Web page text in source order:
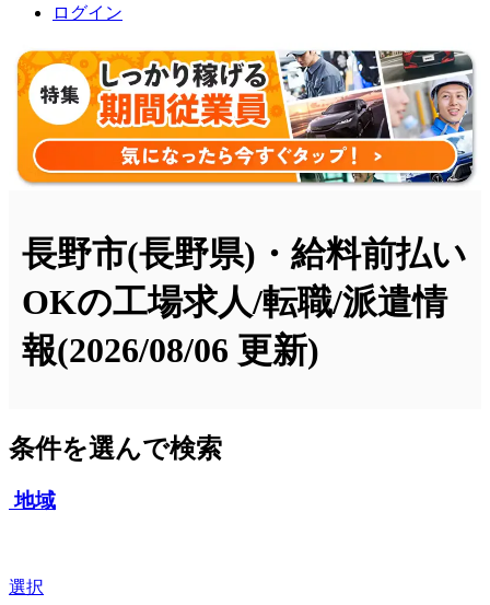
ログイン
長野市(長野県)・給料前払い
OKの工場求人/転職/派遣情
報(2026/08/06 更新)
条件を選んで検索
地域
選択